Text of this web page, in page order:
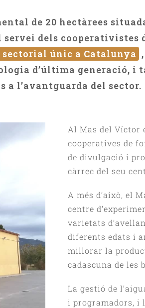
de 20 hectàrees
servei dels cooperativistes
únic a Catalunya
d’última generació, i
a l’avantguarda del sector.
Al Mas del Víctor
cooperatives de
de divulgació i
càrrec del seu
A més d’això, el
centre
varietats
diferents edats i
millorar la
cadascuna de les
La gestió de
i programadors, i